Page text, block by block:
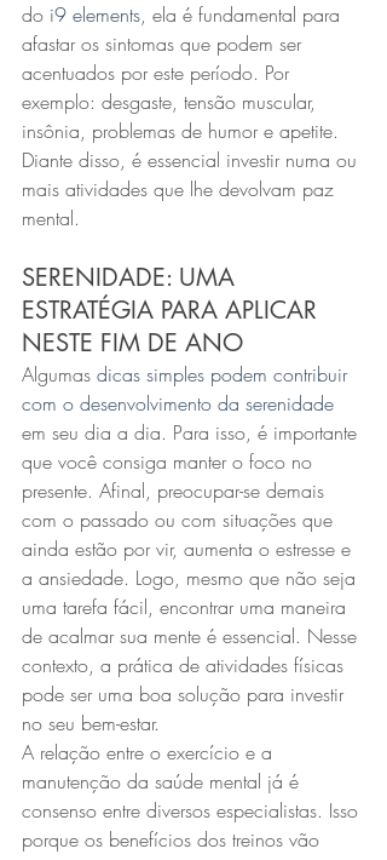
do i9 elements, ela é fundamental para
afastar os sintomas que podem ser
acentuados por este período. Por
exemplo: desgaste, tensão muscular,
insônia, problemas de humor e apetite.
Diante disso, é essencial investir numa ou
mais atividades que lhe devolvam paz
mental.
SERENIDADE: UMA
ESTRATÉGIA PARA APLICAR
NESTE FIM DE ANO
Algumas dicas simples podem contribuir
com o desenvolvimento da serenidade
em seu dia a dia. Para isso, é importante
que você consiga manter o foco no
presente. Afinal, preocupar-se demais
com o passado ou com situações que
ainda estão por vir, aumenta o estresse e
a ansiedade. Logo, mesmo que não seja
uma tarefa fácil, encontrar uma maneira
de acalmar sua mente é essencial. Nesse
contexto, a prática de atividades físicas
pode ser uma boa solução para investir
no seu bem-estar.
A relação entre o exercício e a
manutenção da saúde mental já é
consenso entre diversos especialistas. Isso
porque os benefícios dos treinos vão